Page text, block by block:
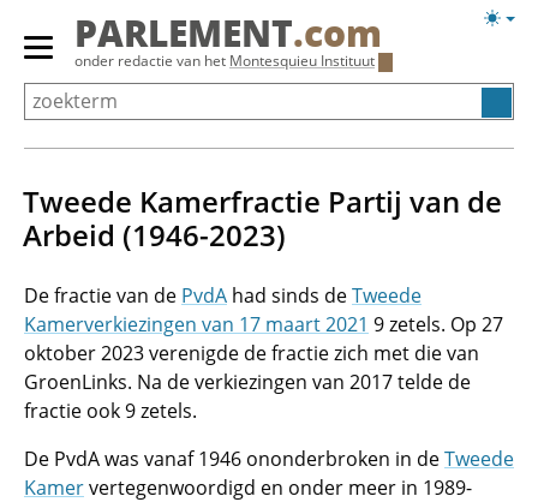
Overslaan
Primair
menu
tonen/verbergen
PARLEMENT.com
onder redactie van het Montesquieu Instituut
Tweede Kamerfractie Partij van de
Arbeid (1946-2023)
De fractie van de PvdA had sinds deTweede
Kamerverkiezingen van 17 maart 2021 9 zetels. Op 27
oktober 2023 verenigde de fractie zich met die van
GroenLinks. Na de verkiezingen van 2017 telde de
fractie ook 9 zetels.
De PvdA was vanaf 1946 ononderbroken in deTweede
Kamervertegenwoordigd en onder meer in 1989-